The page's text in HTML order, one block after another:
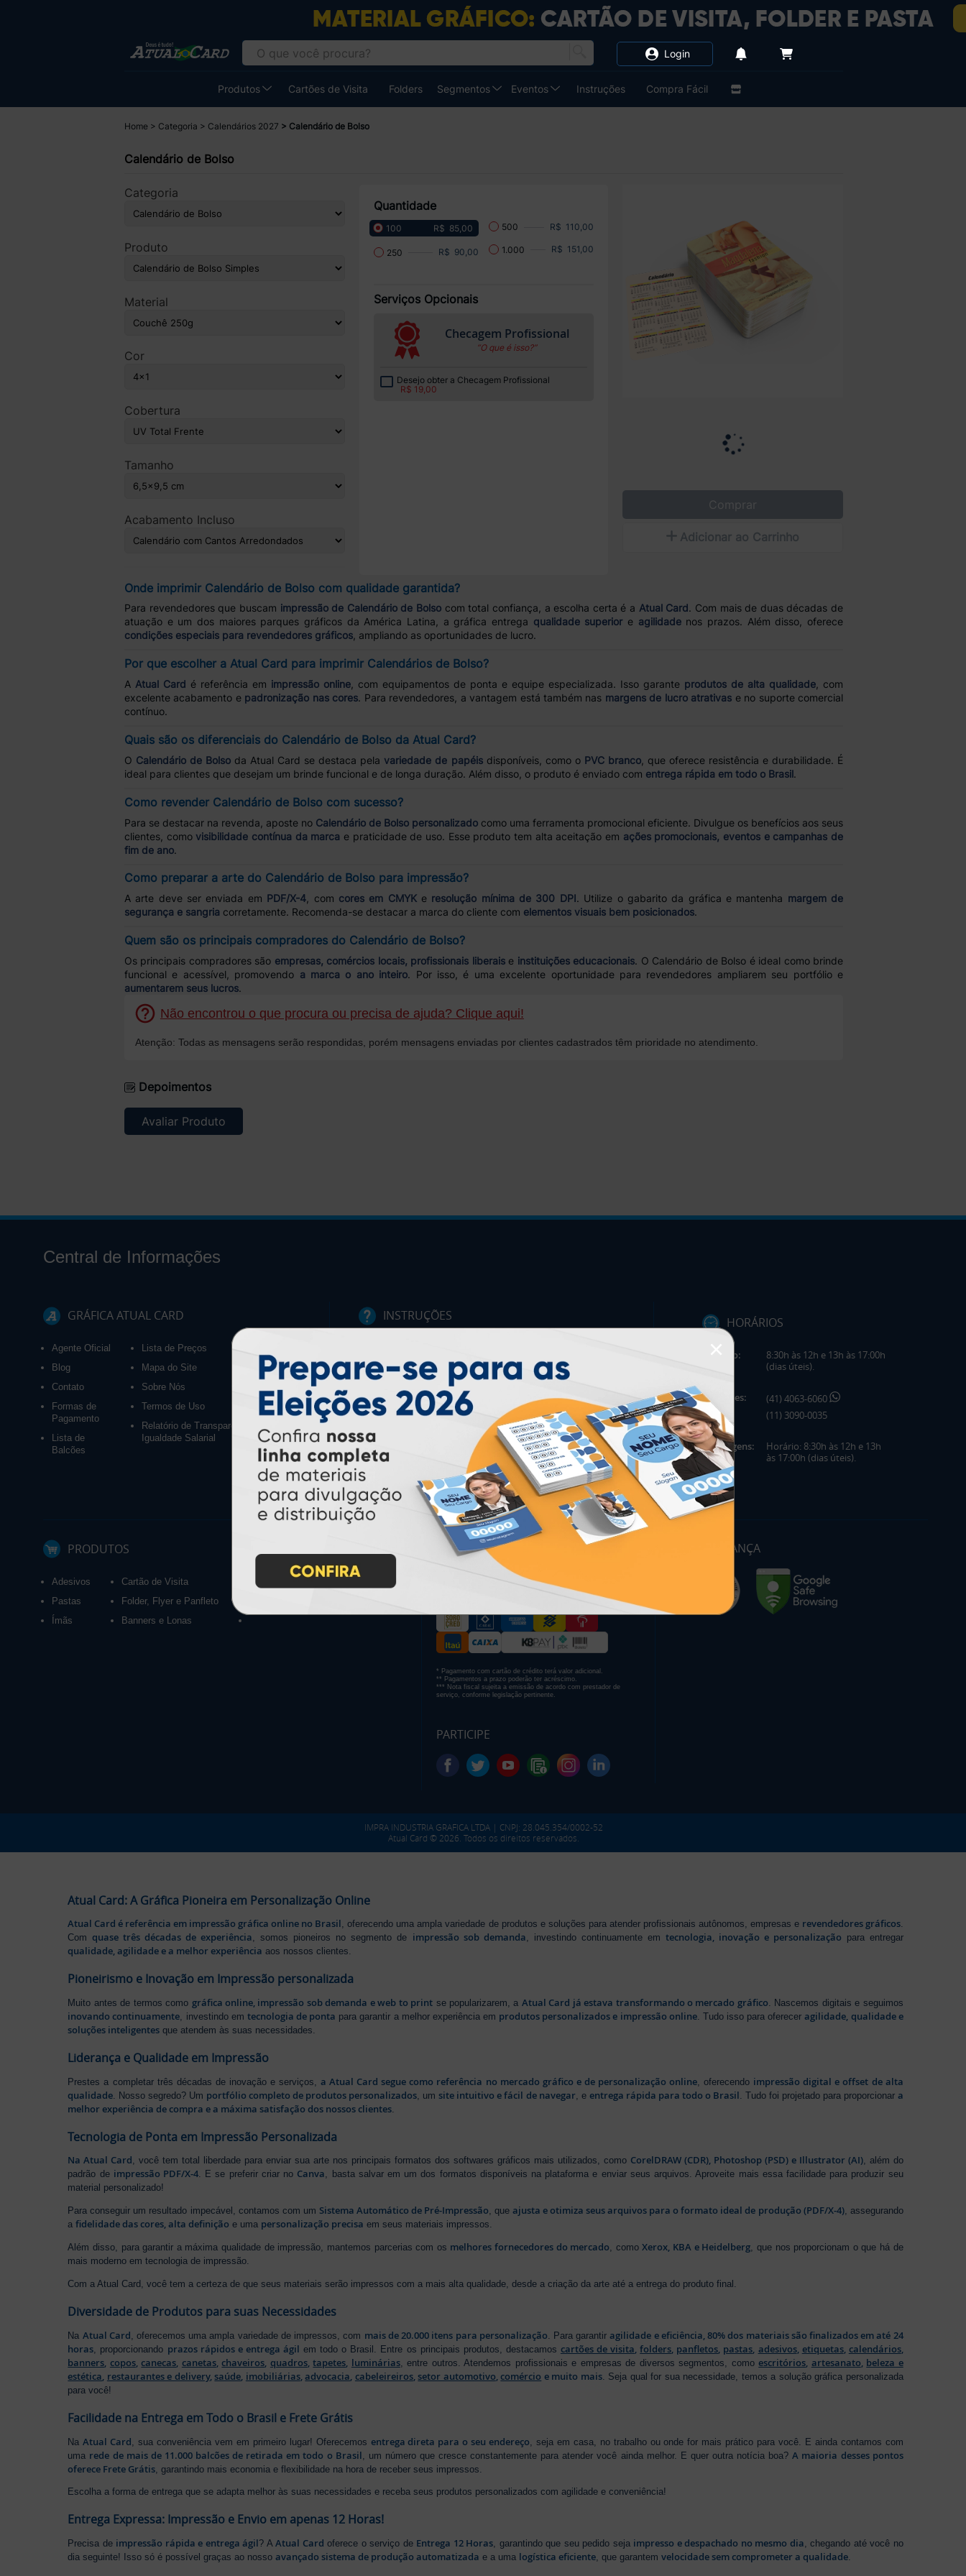
Produtos Cartões de Visita Folders Segmentos Eventos Instruções Compra Fácil
Login
Home Categoria Calendários 2027 Calendário de Bolso
Calendário de Bolso
Categoria
Produto
Material
Cor
Cobertura
Tamanho
Acabamento Incluso
Quantidade
100 R$ 85,00
250 R$ 90,00
500 R$ 110,00
1.000 R$ 151,00
Serviços Opcionais
Checagem Profissional
“O que é isso?”
Desejo obter a Checagem Profissional
R$ 19,00
Comprar
Adicionar ao Carrinho
Onde imprimir Calendário de Bolso com qualidade garantida?
Para revendedores que buscam impressão de Calendário de Bolso com total confiança, a escolha certa é a Atual Card. Com mais de duas décadas de
atuação e um dos maiores parques gráficos da América Latina, a gráfica entrega qualidade superiore agilidadenos prazos. Além disso, oferece
condições especiais para revendedores gráficos, ampliando as oportunidades de lucro.
Por que escolher a Atual Card para imprimir Calendários de Bolso?
A Atual Card é referência em impressão online , com equipamentos de ponta e equipe especializada. Isso garante produtos de alta qualidade , com
excelente acabamento e padronização nas cores. Para revendedores, a vantagem está também nas margens de lucro atrativas e no suporte comercial
contínuo.
Quais são os diferenciais do Calendário de Bolso da Atual Card?
O Calendário de Bolso da Atual Card se destaca pela variedade de papéisdisponíveis, como o PVC branco, que oferece resistência e durabilidade. É
ideal para clientes que desejam um brinde funcional e de longa duração. Além disso, o produto é enviado com entrega rápida em todo o Brasil.
Como revender Calendário de Bolso com sucesso?
Para se destacar na revenda, aposte no Calendário de Bolso personalizado como uma ferramenta promocional eficiente. Divulgue os benefícios aos seus
clientes, como visibilidade contínua da marca e praticidade de uso. Esse produto tem alta aceitação em ações promocionais, eventos e campanhas de
fim de ano.
Como preparar a arte do Calendário de Bolso para impressão?
A arte deve ser enviada em PDF/X-4 , com cores em CMYKe resolução mínima de 300 DPI. Utilize o gabarito da gráfica e mantenha margem de
segurança e sangria corretamente. Recomenda-se destacar a marca do cliente com elementos visuais bem posicionados.
Quem são os principais compradores do Calendário de Bolso?
Os principais compradores são empresas, comércios locais, profissionais liberaise instituições educacionais. O Calendário de Bolso é ideal como brinde
funcional e acessível, promovendo a marca o ano inteiro. Por isso, é uma excelente oportunidade para revendedores ampliarem seu portfólio e
aumentarem seus lucros.
Não encontrou o que procura ou precisa de ajuda? Clique aqui!
Atenção: Todas as mensagens serão respondidas, porém mensagens enviadas por clientes cadastrados têm prioridade no atendimento.
Depoimentos
Avaliar Produto
Central de Informações
GRÁFICA ATUAL CARD
Agente Oficial
Blog
Contato
Formas de
Pagamento
Lista de
Balcões
Lista de Preços
Mapa do Site
Sobre Nós
Termos de Uso
Relatório de Transparência e
Igualdade Salarial
INSTRUÇÕES
Como Comprar
PDF/X1-a
Entrega 12 Horas
Montagem e Fechamento de
Arquivo
Perguntas Frequentes
HORÁRIOS
Horário:
8:30h às 12h e 13h às 17:00h
(dias úteis).
Telefones:
(41) 4063-6060
(11) 3090-0035
Mensagens:
Horário: 8:30h às 12h e 13h
às 17:00h (dias úteis).
PRODUTOS
Adesivos
Pastas
Ímãs
Cartão de Visita
Folder, Flyer e Panfleto
Banners e Lonas
Calendários 2027
PAGUE COM
* Pagamento com cartão de crédito terá valor adicional.
** Pagamentos a prazo poderão ter acréscimo.
*** Nota fiscal sujeita a emissão de acordo com prestador de
serviço, conforme legislação pertinente.
PARTICIPE
SEGURANÇA
IMPRA INDUSTRIA GRAFICA LTDA | CNPJ: 28.045.354/0002-52
Atual Card © 2026. Todos os direitos reservados.
Atual Card: A Gráfica Pioneira em Personalização Online
Atual Card é referência em impressão gráfica online no Brasil, oferecendo uma ampla variedade de produtos e soluções para atender profissionais autônomos, empresas e revendedores gráficos.
Comquase três décadas de experiência, somos pioneiros no segmento de impressão sob demanda, investindo continuamente em tecnologia, inovação e personalização para entregar
qualidade, agilidade e a melhor experiência aos nossos clientes.
Pioneirismo e Inovação em Impressão personalizada
Muito antes de termos como gráfica online, impressão sob demanda e web to print se popularizarem, a Atual Card já estava transformando o mercado gráfico. Nascemos digitais e seguimos
inovando continuamente, investindo em tecnologia de ponta para garantir a melhor experiência em produtos personalizados e impressão online. Tudo isso para ofereceragilidade, qualidade e
soluções inteligentes que atendem às suas necessidades.
Liderança e Qualidade em Impressão
Prestes a completar três décadas de inovação e serviços,a Atual Card segue como referência no mercado gráfico e de personalização online , oferecendo impressão digital e offset de alta
qualidade . Nosso segredo? Um portfólio completo de produtos personalizados , um site intuitivo e fácil de navegar , e entrega rápida para todo o Brasil . Tudo foi projetado para proporcionar a
melhor experiência de compra e a máxima satisfação dos nossos clientes
Tecnologia de Ponta em Impressão Personalizada
Na Atual Card, você tem total liberdade para enviar sua arte nos principais formatos dos softwares gráficos mais utilizados, como CorelDRAW (CDR), Photoshop (PSD) e Illustrator (AI), além do
padrão de impressão PDF/X-4. E se preferir criar no Canva, basta salvar em um dos formatos disponíveis na plataforma e enviar seus arquivos. Aproveite mais essa facilidade para produzir seu
material personalizado!
Para conseguir um resultado impecável, contamos com um Sistema Automático de Pré-Impressão, queajusta e otimiza seus arquivos para o formato ideal de produção (PDF/X-4), assegurando
afidelidade das cores, alta definição e uma personalização precisa em seus materiais impressos.
Além disso, para garantir a máxima qualidade de impressão, mantemos parcerias com os melhores fornecedores do mercado, comoXerox, KBA e Heidelberg, que nos proporcionam o que há de
mais moderno em tecnologia de impressão.
Com a Atual Card, você tem a certeza de que seus materiais serão impressos com a mais alta qualidade, desde a criação da arte até a entrega do produto final.
Diversidade de Produtos para suas Necessidades
Na Atual Card , oferecemos uma ampla variedade de impressos, com mais de 20.000 itens para personalização . Para garantiragilidade e eficiência, 80% dos materiais são finalizados em até 24
horas , proporcionando prazos rápidos e entrega ágil em todo o Brasil. Entre os principais produtos, destacamos cartões de visita,folders, panfletos, pastas, adesivos, etiquetas, calendários,
banners, copos,canecas, canetas,chaveiros, quadros,tapetes, luminárias, entre outros. Atendemos profissionais e empresas de diversos segmentos, comoescritórios, artesanato, beleza e
estética, restaurantes e delivery, saúde, imobiliárias,advocacia, cabeleireiros, setor automotivo,comércio e muito mais. Seja qual for sua necessidade, temos a solução gráfica personalizada
para você!
Facilidade na Entrega em Todo o Brasil e Frete Grátis
NaAtual Card , sua conveniência vem em primeiro lugar! Oferecemos entrega direta para o seu endereço , seja em casa, no trabalho ou onde for mais prático para você. E ainda contamos com
uma rede de mais de 11.000 balcões de retirada em todo o Brasil , um número que cresce constantemente para atender você ainda melhor. E quer outra notícia boa?A maioria desses pontos
oferece Frete Grátis , garantindo mais economia e flexibilidade na hora de receber seus impressos.
Escolha a forma de entrega que se adapta melhor às suas necessidades e receba seus produtos personalizados com agilidade e conveniência!
Entrega Expressa: Impressão e Envio em apenas 12 Horas!
Precisa de impressão rápida e entrega ágil? AAtual Card oferece o serviço de Entrega 12 Horas, garantindo que seu pedido seja impresso e despachado no mesmo dia, chegando até você no
dia seguinte! Isso só é possível graças ao nossoavançado sistema de produção automatizada e a uma logística eficiente, que garantemvelocidade sem comprometer a qualidade.